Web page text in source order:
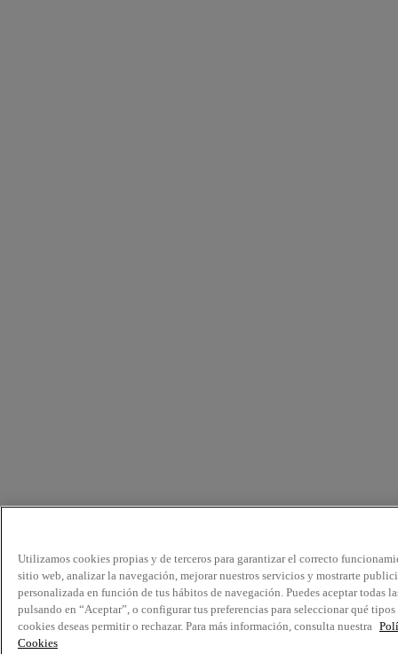
Utilizamos cookies propias y de terceros para garantizar el correcto
sitio web, analizar la navegación, mejorar nuestros servicios y mostrarte
personalizada en función de tus hábitos de navegación. Puedes aceptar todas
pulsando en “Aceptar”, o configurar tus preferencias para seleccionar qué tipos
cookies deseas permitir o rechazar. Para más información, consulta nuestra
Cookies